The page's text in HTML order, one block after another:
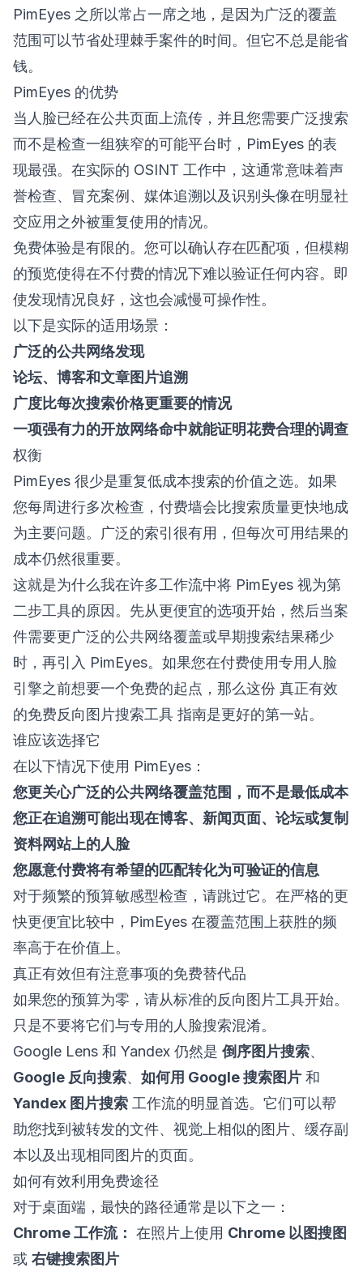
PimEyes 之所以常占一席之地，是因为广泛的覆盖
范围可以节省处理棘手案件的时间。但它不总是能省
钱。
PimEyes 的优势
当人脸已经在公共页面上流传，并且您需要广泛搜索
而不是检查一组狭窄的可能平台时，PimEyes 的表
现最强。在实际的 OSINT 工作中，这通常意味着声
誉检查、冒充案例、媒体追溯以及识别头像在明显社
交应用之外被重复使用的情况。
免费体验是有限的。您可以确认存在匹配项，但模糊
的预览使得在不付费的情况下难以验证任何内容。即
使发现情况良好，这也会减慢可操作性。
以下是实际的适用场景：
广泛的公共网络发现
论坛、博客和文章图片追溯
广度比每次搜索价格更重要的情况
一项强有力的开放网络命中就能证明花费合理的调查
权衡
PimEyes 很少是重复低成本搜索的价值之选。如果
您每周进行多次检查，付费墙会比搜索质量更快地成
为主要问题。广泛的索引很有用，但每次可用结果的
成本仍然很重要。
这就是为什么我在许多工作流中将 PimEyes 视为第
二步工具的原因。先从更便宜的选项开始，然后当案
件需要更广泛的公共网络覆盖或早期搜索结果稀少
时，再引入 PimEyes。如果您在付费使用专用人脸
引擎之前想要一个免费的起点，那么这份 真正有效
的免费反向图片搜索工具 指南是更好的第一站。
谁应该选择它
在以下情况下使用 PimEyes：
您更关心广泛的公共网络覆盖范围，而不是最低成本
您正在追溯可能出现在博客、新闻页面、论坛或复制
资料网站上的人脸
您愿意付费将有希望的匹配转化为可验证的信息
对于频繁的预算敏感型检查，请跳过它。在严格的更
快更便宜比较中，PimEyes 在覆盖范围上获胜的频
率高于在价值上。
真正有效但有注意事项的免费替代品
如果您的预算为零，请从标准的反向图片工具开始。
只是不要将它们与专用的人脸搜索混淆。
Google Lens 和 Yandex 仍然是 倒序图片搜索、
Google 反向搜索、 如何用 Google 搜索图片 和
Yandex 图片搜索 工作流的明显首选。它们可以帮
助您找到被转发的文件、视觉上相似的图片、缓存副
本以及出现相同图片的页面。
如何有效利用免费途径
对于桌面端，最快的路径通常是以下之一：
Chrome 工作流： 在照片上使用 Chrome 以图搜图
或 右键搜索图片